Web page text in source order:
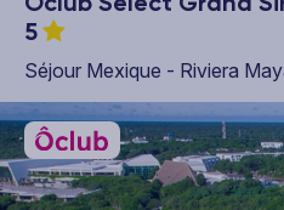
5
Séjour Mexique - Riviera
This carousel shows one large